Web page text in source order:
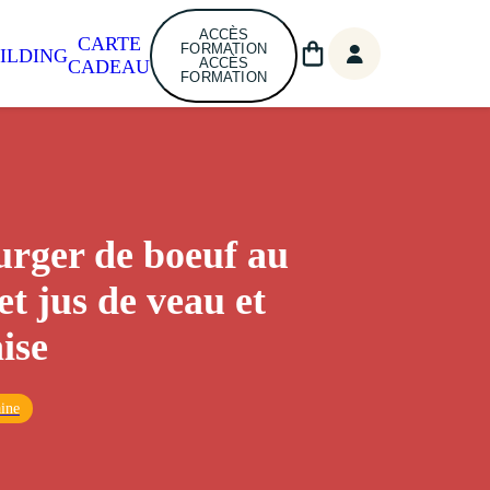
CARTE
CADEAU
ACCÈS
FORMATION
ACCÈS
FORMATION
de boeuf au
jus de veau et